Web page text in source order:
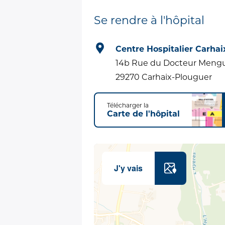
Se rendre à l'hôpital
Centre Hospitalier
14b Rue du Docteur
29270 Carhaix-Plouguer
Télécharger la
Carte de l'hôpital
J'y vais